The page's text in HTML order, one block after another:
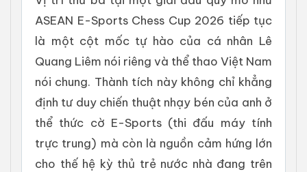
ASEAN E-Sports Chess Cup 2026 tiếp tục
là một cột mốc tự hào của cá nhân Lê
Quang Liêm nói riêng và thể thao Việt Nam
nói chung. Thành tích này không chỉ khẳng
định tư duy chiến thuật nhạy bén của anh ở
thể thức cờ E-Sports (thi đấu máy tính
trực trung) mà còn là nguồn cảm hứng lớn
cho thế hệ kỳ thủ trẻ nước nhà đang trên